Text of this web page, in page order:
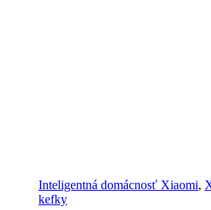
Inteligentná domácnosť Xiaomi,
kefky